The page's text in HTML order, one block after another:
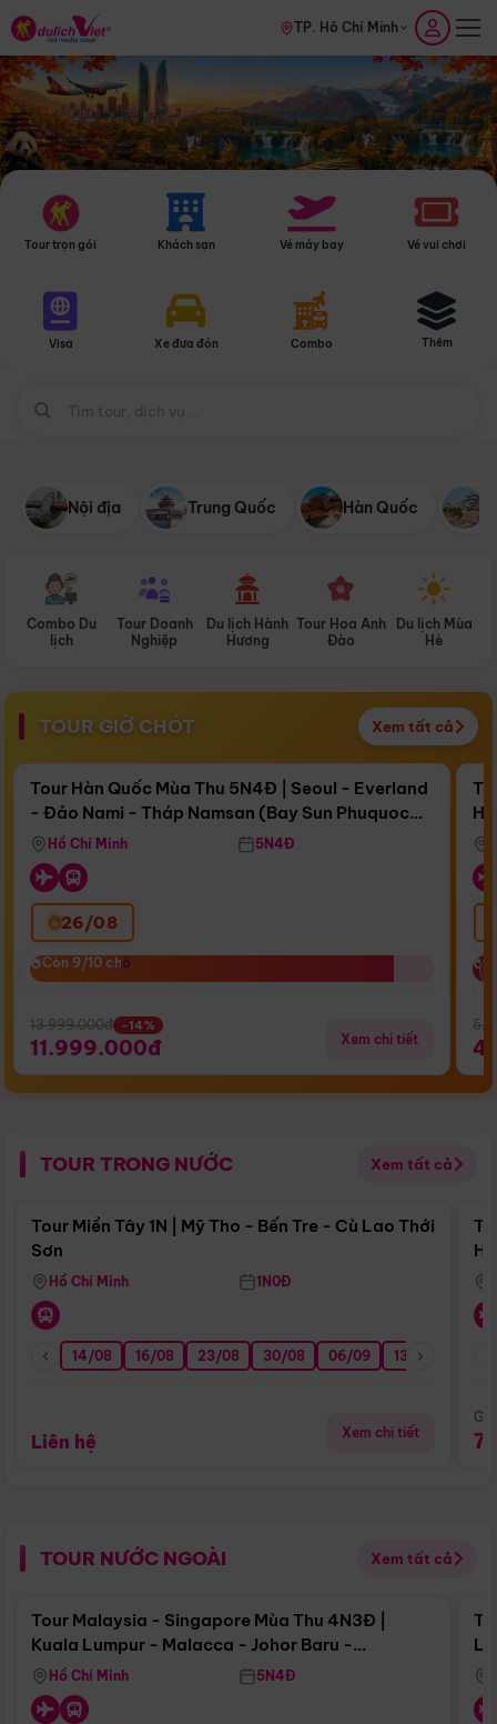
TP. Hồ Chí Minh
Tour trọn gói Khách sạn Vé máy bay Vé vui chơi
Visa Xe đưa đón Combo Thêm
Nội địa Trung Quốc Hàn Quốc
Combo Du
lịch
Tour Doanh
Nghiệp
Du lịch Hành
Hương
Tour Hoa Anh
Đào
Du lịch Mùa
Hè
TOUR GIỜ CHÓT Xem tất cả
Còn17 ngày 09:59:47
Bay Sun Phuquoc Airways
Điểm nổi bật
Tour Hàn Quốc Mùa Thu 5N4Đ | Seoul - Everland
- Đảo Nami - Tháp Namsan (Bay Sun Phuquoc
Airways)
Hồ Chí Minh 5N4Đ
26/08
Còn 9/10 chỗ
Còn 9/10 chỗ
13.999.000đ -14%
11.999.000đ Xem chi tiết
TOUR TRONG NƯỚC Xem tất cả
Điểm nổi bật
Tour Miền Tây 1N | Mỹ Tho - Bến Tre - Cù Lao Thới
Sơn
Hồ Chí Minh 1N0Đ
14/08 16/08 23/08 30/08 06/09 13/09
Liên hệ Xem chi tiết
TOUR NƯỚC NGOÀI Xem tất cả
Điểm nổi bật
Tour Malaysia - Singapore Mùa Thu 4N3Đ |
Kuala Lumpur - Malacca - Johor Baru -
Singapore
Hồ Chí Minh 5N4Đ